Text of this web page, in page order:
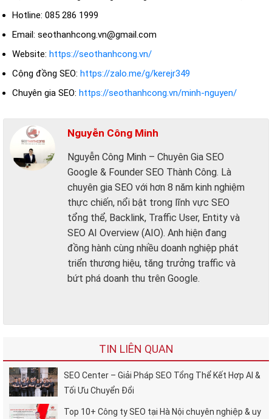
Hotline: 085 286 1999
Email: seothanhcong.vn@gmail.com
Website: https://seothanhcong.vn/
Cộng đồng SEO: https://zalo.me/g/kerejr349
Chuyên gia SEO: https://seothanhcong.vn/minh-nguyen/
Nguyễn Công Minh
Nguyễn Công Minh – Chuyên Gia SEO
Google & Founder SEO Thành Công. Là
chuyên gia SEO với hơn 8 năm kinh nghiệm
thực chiến, nổi bật trong lĩnh vực SEO
tổng thể, Backlink, Traffic User, Entity và
SEO AI Overview (AIO). Anh hiện đang
đồng hành cùng nhiều doanh nghiệp phát
triển thương hiệu, tăng trưởng traffic và
bứt phá doanh thu trên Google.
TIN LIÊN QUAN
SEO Center – Giải Pháp SEO Tổng Thể Kết Hợp AI &
Tối Ưu Chuyển Đổi
Top 10+ Công ty SEO tại Hà Nội chuyên nghiệp & uy